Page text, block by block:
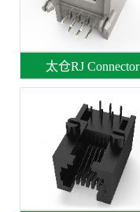
太仓RJ Connector